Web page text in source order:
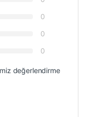
0
0
0
değerlendirme